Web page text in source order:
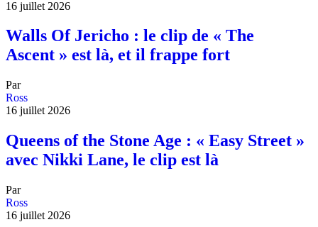
16 juillet 2026
Walls Of Jericho : le clip de « The
Ascent » est là, et il frappe fort
Par
Ross
16 juillet 2026
Queens of the Stone Age : « Easy Street »
avec Nikki Lane, le clip est là
Par
Ross
16 juillet 2026